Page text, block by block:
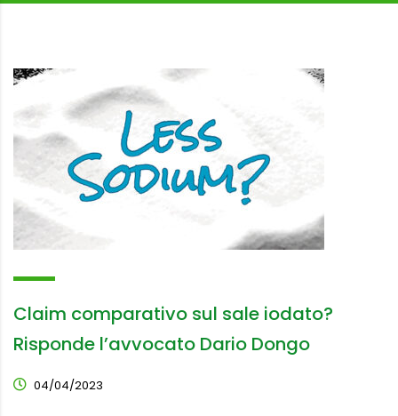
Claim comparativo sul sale iodato?
Risponde l’avvocato Dario Dongo
04/04/2023